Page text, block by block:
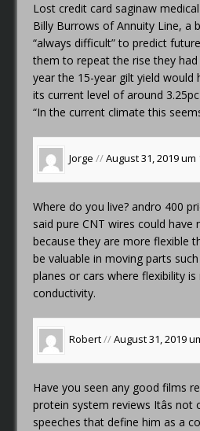
Lost credit card saginaw
Billy Burrows of Annuity Line, a
“always difficult” to predict
them to repeat the rise they
year the 15-year gilt yield would
its current level of around
“In the current climate this
Jorge //August 31, 2019
Where do you live?andro 400
said pure CNT wires could have
because they are more flexible
be valuable in moving parts
planes or cars where flexibility
conductivity.
Robert//August 31, 2019
Have you seen any good films
protein system reviews Itâs not
speeches that define him as a